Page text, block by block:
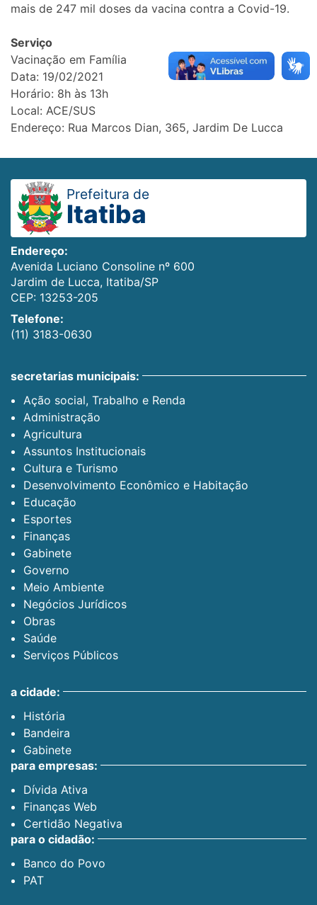
mais de 247 mil doses da vacina contra a Covid-19.
Serviço
Vacinação em Família
Data: 19/02/2021
Horário: 8h às 13h
Local: ACE/SUS
Endereço: Rua Marcos Dian, 365, Jardim De Lucca
Prefeitura de
Itatiba
Endereço:
Avenida Luciano Consoline nº 600
Jardim de Lucca, Itatiba/SP
CEP: 13253-205
Telefone:
(11) 3183-0630
secretarias municipais:
Ação social, Trabalho e Renda
Administração
Agricultura
Assuntos Institucionais
Cultura e Turismo
Desenvolvimento Econômico e Habitação
Educação
Esportes
Finanças
Gabinete
Governo
Meio Ambiente
Negócios Jurídicos
Obras
Saúde
Serviços Públicos
a cidade:
História
Bandeira
Gabinete
para empresas:
Dívida Ativa
Finanças Web
Certidão Negativa
para o cidadão:
Banco do Povo
PAT